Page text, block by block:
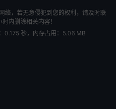
络，若无意侵犯到您的权利，请及时联
内删除相关内容！
0.175 秒，内存占用：5.06 MB